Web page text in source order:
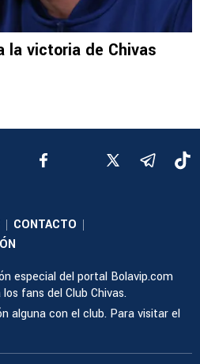
la victoria de Chivas
| CONTACTO |
especial del portal Bolavip.com
fans del Club Chivas.
alguna con el club. Para visitar el